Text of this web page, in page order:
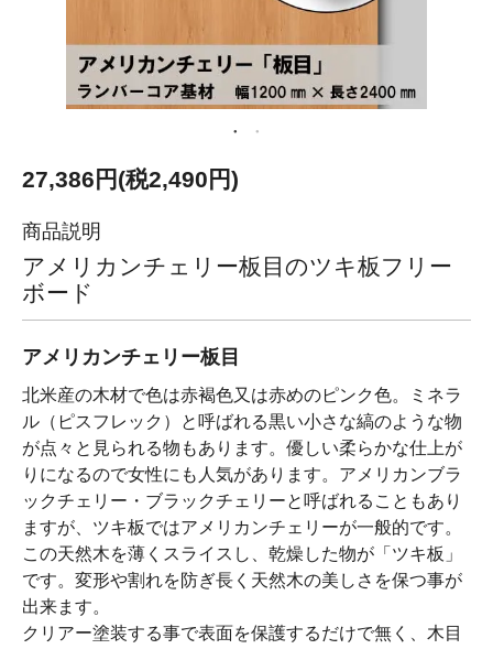
27,386円(税2,490円)
商品説明
アメリカンチェリー板目のツキ板フリー
ボード
アメリカンチェリー板目
北米産の木材で色は赤褐色又は赤めのピンク色。ミネラ
ル（ピスフレック）と呼ばれる黒い小さな縞のような物
が点々と見られる物もあります。優しい柔らかな仕上が
りになるので女性にも人気があります。アメリカンブラ
ックチェリー・ブラックチェリーと呼ばれることもあり
ますが、ツキ板ではアメリカンチェリーが一般的です。
この天然木を薄くスライスし、乾燥した物が「ツキ板」
です。変形や割れを防ぎ長く天然木の美しさを保つ事が
出来ます。
クリアー塗装する事で表面を保護するだけで無く、木目